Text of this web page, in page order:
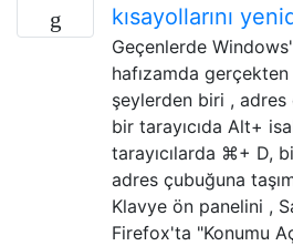
kısayollarını
Geçenlerde
hafızamda
şeylerden biri ,
bir tarayıcıda Alt+
tarayıcılarda ⌘+ D,
adres çubuğuna
Klavye ön panelini ,
Firefox'ta "Konumu